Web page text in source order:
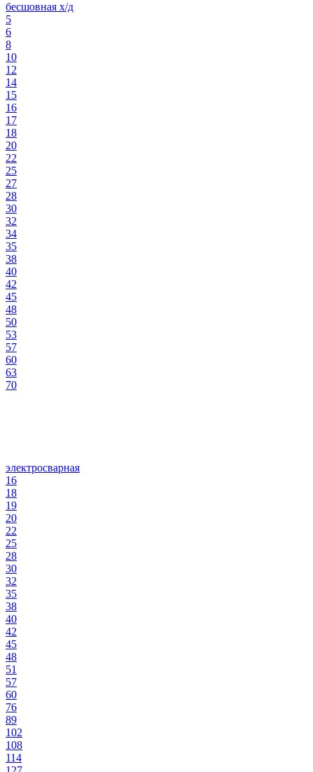
бесшовная х/д
5
6
8
10
12
14
15
16
17
18
20
22
25
27
28
30
32
34
35
38
40
42
45
48
50
53
57
60
63
70
электросварная
16
18
19
20
22
25
28
30
32
35
38
40
42
45
48
51
57
60
76
89
102
108
114